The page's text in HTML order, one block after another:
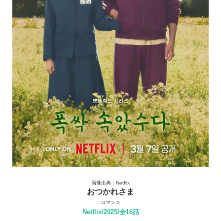
画像出典：Netflix
おつかれさま
ロマンス
Netflix/2025/全16話